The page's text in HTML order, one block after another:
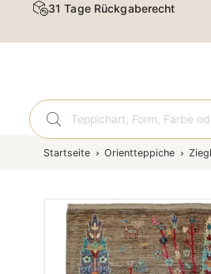
31 Tage Rückgaberecht
Startseite Orientteppiche